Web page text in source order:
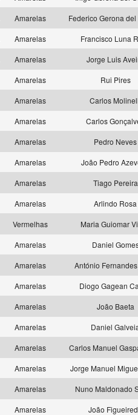
Amarelas
Federico Gerona
Amarelas
Francisco Luna
Amarelas
Jorge Luis
Amarelas
Rui Pires
Amarelas
Carlos
Amarelas
Carlos
Amarelas
Pedro Neves
Amarelas
João Pedro
Amarelas
Tiago Pereira
Amarelas
Arlindo Rosa
Vermelhas
Maria Guiomar
Amarelas
Daniel
Amarelas
António
Amarelas
Diogo Gagean
Amarelas
João Baeta
Amarelas
Daniel
Amarelas
Carlos Manuel
Amarelas
Jorge Manuel
Amarelas
Nuno Maldonado
Amarelas
João